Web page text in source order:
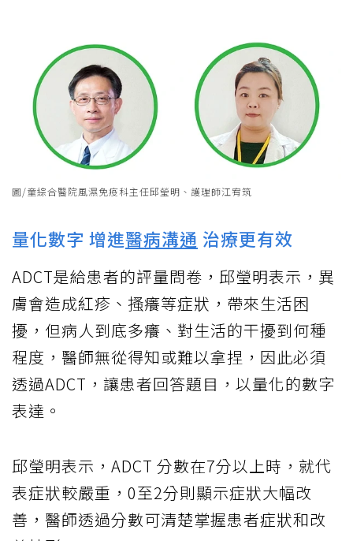
圖/童綜合醫院風濕免疫科主任邱瑩明、護理師江宥筑
量化數字 增進醫病溝通 治療更有效
ADCT是給患者的評量問卷，邱瑩明表示，異
膚會造成紅疹、搔癢等症狀，帶來生活困
擾，但病人到底多癢、對生活的干擾到何種
程度，醫師無從得知或難以拿捏，因此必須
透過ADCT，讓患者回答題目，以量化的數字
表達。
邱瑩明表示，ADCT 分數在7分以上時，就代
表症狀較嚴重，0至2分則顯示症狀大幅改
善，醫師透過分數可清楚掌握患者症狀和改